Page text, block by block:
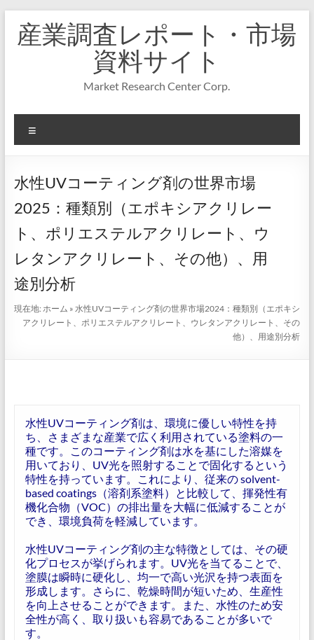
キ
プ
産業調査レポート・市場
資料サイト
Market Research Center Corp.
ニ
ー
水性UVコーティング剤の世界市場
2025：種類別（エポキシアクリレー
ト、ポリエステルアクリレート、ウ
レタンアクリレート、その他）、用
途別分析
現在地:ホーム »水性UVコーティング剤の世界市場2024：種類別（エポキシ
アクリレート、ポリエステルアクリレート、ウレタンアクリレート、その
他）、用途別分析
水性UVコーティング剤は、環境に優しい特性を持
ち、さまざまな産業で広く利用されている塗料の一
種です。このコーティング剤は水を基にした溶媒を
用いており、UV光を照射することで固化するという
特性を持っています。これにより、従来の solvent-
based coatings（溶剤系塗料）と比較して、揮発性有
機化合物（VOC）の排出量を大幅に低減することが
でき、環境負荷を軽減しています。
水性UVコーティング剤の主な特徴としては、その硬
化プロセスが挙げられます。UV光を当てることで、
塗膜は瞬時に硬化し、均一で高い光沢を持つ表面を
形成します。さらに、乾燥時間が短いため、生産性
を向上させることができます。また、水性のため安
全性が高く、取り扱いも容易であることが多いで
す。